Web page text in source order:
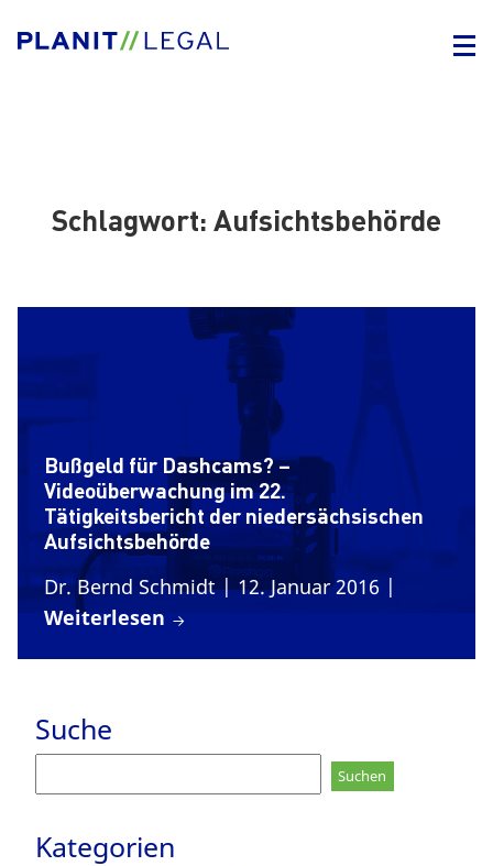
Schlagwort: Aufsichtsbehörde
Bußgeld für Dashcams? –
Videoüberwachung im 22.
Tätigkeitsbericht der niedersächsischen
Aufsichtsbehörde
Dr. Bernd Schmidt| 12. Januar 2016 |
Weiterlesen
Suche
nach:
Kategorien